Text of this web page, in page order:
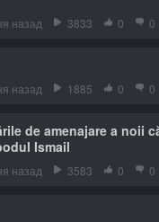
назад 3833 0 0
назад 1885 0 0
de amenajare a noii
Ismail
назад 3583 0 0